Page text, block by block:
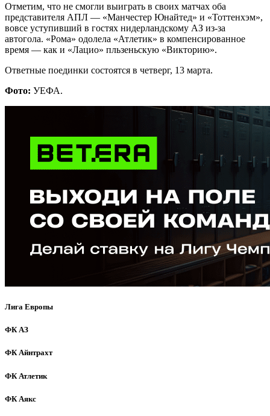
Отметим, что не смогли выиграть в своих матчах оба
представителя АПЛ — «Манчестер Юнайтед» и «Тоттенхэм»,
вовсе уступивший в гостях нидерландскому АЗ из-за
автогола. «Рома» одолела «Атлетик» в компенсированное
время — как и «Лацио» пльзеньскую «Викторию».
Ответные поединки состоятся в четверг, 13 марта.
Фото: УЕФА.
Лига Европы
ФК АЗ
ФК Айнтрахт
ФК Атлетик
ФК Аякс